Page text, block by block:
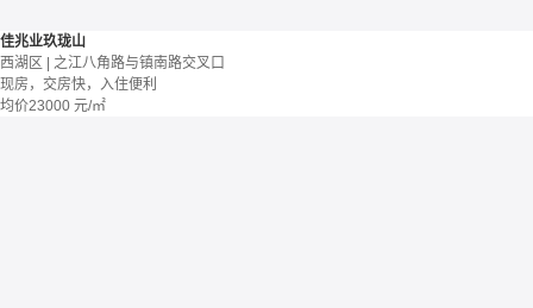
佳兆业玖珑山
西湖区 | 之江八角路与镇南路交叉口
现房，交房快，入住便利
均价23000 元/㎡